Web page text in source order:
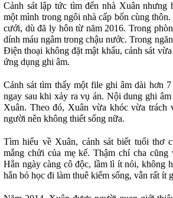
Cảnh sát lập tức tìm đến nhà Xuân nhưng
một mình trong ngôi nhà cấp bốn cùng
cưới, dù đã ly hôn từ năm 2016. Trong
dính máu ngâm trong chậu nước. Trong
Điện thoại không đặt mật khẩu, cảnh sát
ứng dụng ghi âm.
Cảnh sát tìm thấy một file ghi âm dài hơn
ngay sau khi xảy ra vụ án. Nội dung ghi
Xuân. Theo đó, Xuân vừa khóc vừa
người nên không thiết sống nữa.
Tìm hiểu về Xuân, cảnh sát biết tuổi thơ
mắng chửi của mẹ kế. Thậm chí cha
Hắn ngày càng cô độc, lầm lì ít nói, không
hắn bỏ học đi làm thuê kiếm sống, vẫn rất ít